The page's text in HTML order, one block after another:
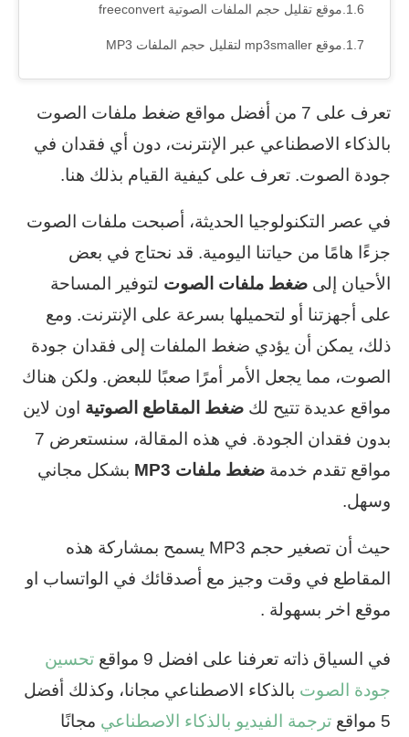
موقع تقليل حجم الملفات الصوتية freeconvert
موقع mp3smaller لتقليل حجم الملفات MP3
تعرف على 7 من أفضل مواقع ضغط ملفات الصوت
بالذكاء الاصطناعي عبر الإنترنت، دون أي فقدان في
جودة الصوت. تعرف على كيفية القيام بذلك هنا.
في عصر التكنولوجيا الحديثة، أصبحت ملفات الصوت
جزءًا هامًا من حياتنا اليومية. قد نحتاج في بعض
الأحيان إلى ضغط ملفات الصوت لتوفير المساحة
على أجهزتنا أو لتحميلها بسرعة على الإنترنت. ومع
ذلك، يمكن أن يؤدي ضغط الملفات إلى فقدان جودة
الصوت، مما يجعل الأمر أمرًا صعبًا للبعض. ولكن هناك
مواقع عديدة تتيح لك ضغط المقاطع الصوتية اون لاين
بدون فقدان الجودة. في هذه المقالة، سنستعرض 7
مواقع تقدم خدمة ضغط ملفات MP3
بشكل مجاني
وسهل.
حيث أن تصغير حجم MP3 يسمح بمشاركة هذه
المقاطع في وقت وجيز مع أصدقائك في الواتساب او
موقع اخر بسهولة .
في السياق ذاته تعرفنا على افضل 9 مواقع
تحسين
جودة الصوت بالذكاء الاصطناعي مجانا، وكذلك أفضل
5 مواقع
ترجمة الفيديو بالذكاء الاصطناعي مجانًا